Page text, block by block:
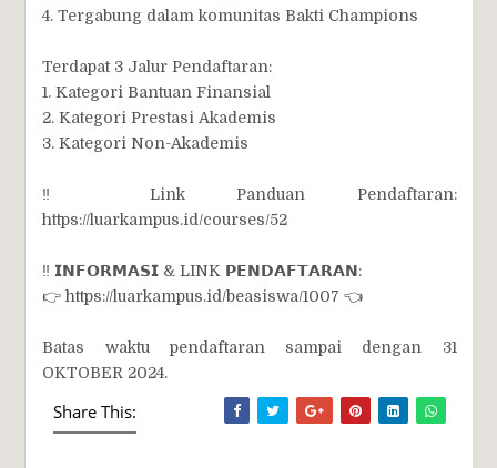
4. Tergabung dalam komunitas Bakti Champions
Terdapat 3 Jalur Pendaftaran:
1. Kategori Bantuan Finansial
2. Kategori Prestasi Akademis
3. Kategori Non-Akademis
‼ Link Panduan Pendaftaran:
https://luarkampus.id/courses/52
‼ 𝗜𝗡𝗙𝗢𝗥𝗠𝗔𝗦𝗜 & LINK 𝗣𝗘𝗡𝗗𝗔𝗙𝗧𝗔𝗥𝗔𝗡:
👉 https://luarkampus.id/beasiswa/1007 👈
Batas waktu pendaftaran sampai dengan 31
OKTOBER 2024.
Share This: